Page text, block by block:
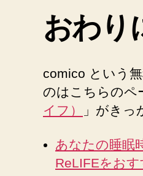
おわり
comico という
のはこちらのペ
イフ）
」がきっ
あなたの睡眠
ReLIFEをお